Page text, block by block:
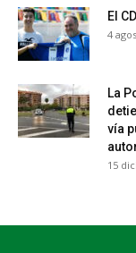
El
4
La
vía
15